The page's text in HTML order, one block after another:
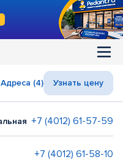
Адреса (4) Узнать цену
+7 (4012) 61-57-59
+7 (4012) 61-58-10